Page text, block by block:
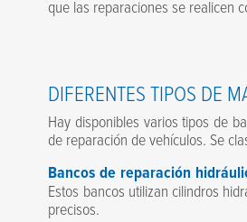
de la normativa sobre privacidad*
que las reparaciones se realicen
DIFERENTES TIPOS DE
Hay disponibles varios tipos de
de reparación de vehículos. Se
Bancos de reparación
Estos bancos utilizan cilindros
precisos.